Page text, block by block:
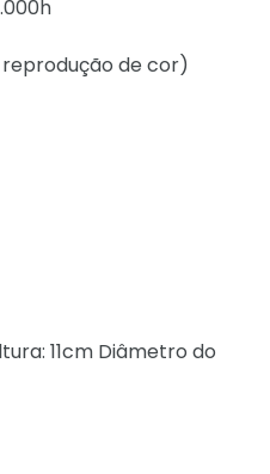
de cor)
11cm Diâmetro do